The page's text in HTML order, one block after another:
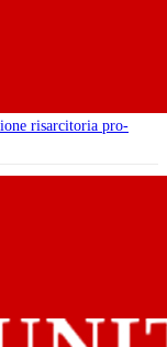
risarcitoria pro-